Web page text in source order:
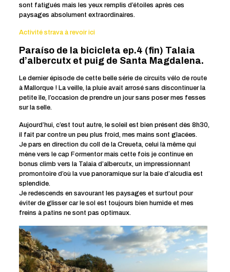
sont fatigués mais les yeux remplis d’étoiles après ces
paysages absolument extraordinaires.
Activité strava à revoir ici
Paraíso de la bicicleta ep.4 (fin) Talaia
d’albercutx et puig de Santa Magdalena.
Le dernier épisode de cette belle série de circuits vélo de route
à Mallorque ! La veille, la pluie avait arrosé sans discontinuer la
petite île, l’occasion de prendre un jour sans poser mes fesses
sur la selle.
Aujourd’hui, c’est tout autre, le soleil est bien présent dès 8h30,
il fait par contre un peu plus froid, mes mains sont glacées.
Je pars en direction du coll de la Creueta, celui là même qui
mène vers le cap Formentor mais cette fois je continue en
bonus climb vers la Talaia d’albercutx, un impressionnant
promontoire d’où la vue panoramique sur la baie d’alcudia est
splendide.
Je redescends en savourant les paysages et surtout pour
éviter de glisser car le sol est toujours bien humide et mes
freins à patins ne sont pas optimaux.